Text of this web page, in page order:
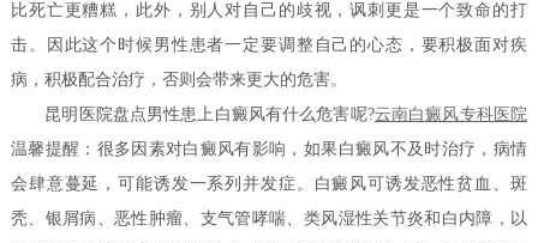
比死亡更糟糕，此外，别人对自己的歧视，讽刺更是一个致命的打
击。因此这个时候男性患者一定要调整自己的心态，要积极面对疾
病，积极配合治疗，否则会带来更大的危害。
昆明医院盘点男性患上白癜风有什么危害呢?云南白癜风专科医院
温馨提醒：很多因素对白癜风有影响，如果白癜风不及时治疗，病情
会肆意蔓延，可能诱发一系列并发症。白癜风可诱发恶性贫血、斑
秃、银屑病、恶性肿瘤、支气管哮喘、类风湿性关节炎和白内障，以